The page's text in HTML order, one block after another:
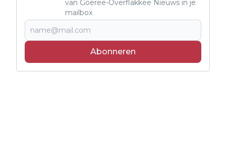
van Goeree-Overflakkee Nieuws in je
mailbox
Abonneren